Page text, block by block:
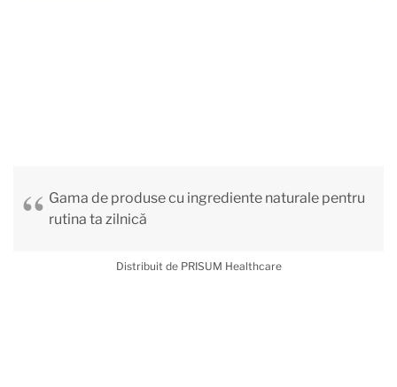
Gama de produse cu ingrediente naturale pentru
rutina ta zilnică
Distribuit de PRISUM Healthcare